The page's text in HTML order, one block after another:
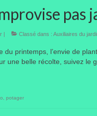
| Classé dans : Auxiliaires du
du printemps, l’envie de
une belle récolte, suivez le
potager